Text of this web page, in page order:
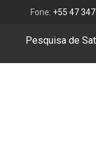
Fone: +55 47
Pesquisa de